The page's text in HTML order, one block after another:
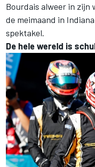
Bourdais alweer in zijn
de meimaand in
spektakel.
De hele wereld is